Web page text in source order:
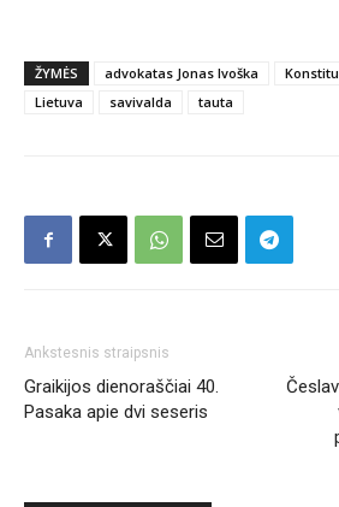
ŽYMĖS advokatas Jonas Ivoška
Lietuva
savivalda tauta
Ankstesnis straipsnis
Graikijos dienoraščiai 40.
Pasaka apie dvi seseris